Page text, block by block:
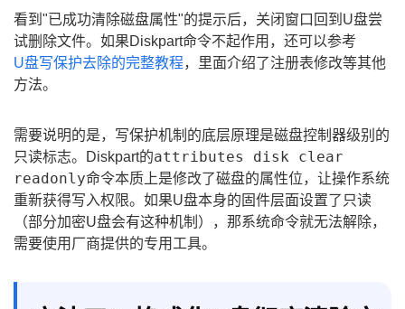
看到"已成功清除磁盘属性"的提示后，关闭窗口回到U盘尝
试删除文件。如果Diskpart命令不起作用，还可以参考
U盘写保护去除的完整教程，里面介绍了注册表修改等其他
方法。
需要说明的是，写保护机制的底层原理是磁盘控制器级别的
只读标志。Diskpart的attributes disk clear
readonly命令本质上是修改了磁盘的属性位，让操作系统
重新获得写入权限。如果U盘本身的固件层面设置了只读
（部分加密U盘会有这种机制），那系统命令就无法解除，
需要使用厂商提供的专用工具。